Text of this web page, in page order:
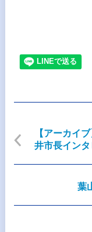
【アーカイ
井市長イン
葉